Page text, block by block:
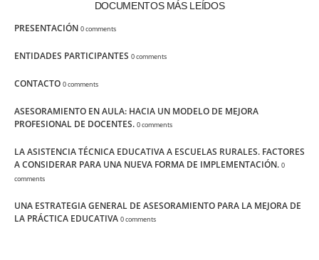
DOCUMENTOS MÁS LEÍDOS
PRESENTACIÓN 0 comments
ENTIDADES PARTICIPANTES 0 comments
CONTACTO 0 comments
ASESORAMIENTO EN AULA: HACIA UN MODELO DE MEJORA
PROFESIONAL DE DOCENTES. 0 comments
LA ASISTENCIA TÉCNICA EDUCATIVA A ESCUELAS RURALES. FACTORES
A CONSIDERAR PARA UNA NUEVA FORMA DE IMPLEMENTACIÓN. 0
comments
UNA ESTRATEGIA GENERAL DE ASESORAMIENTO PARA LA MEJORA DE
LA PRÁCTICA EDUCATIVA 0 comments